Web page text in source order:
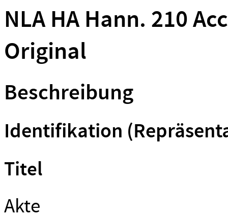
NLA HA Hann. 210
Original
Beschreibung
Identifikation
Titel
Akte